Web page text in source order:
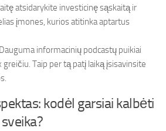
atsidarykite investicinę sąskaitą ir
įmones, kurios atitinka aptartus
Dauguma informacinių podcastų puikiai
greičiu. Taip per tą patį laiką įsisavinsite
kodėl garsiai kalbėti